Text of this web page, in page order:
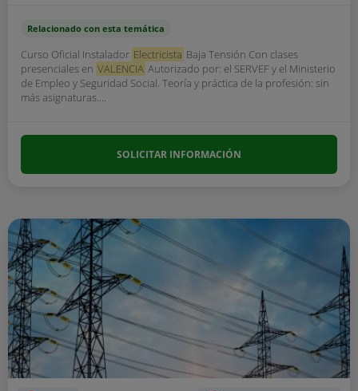
Relacionado con esta temática
Curso Oficial Instalador Electricista Baja Tensión Con clases
presenciales en VALENCIA Autorizado por: el SERVEF y el Ministerio
de Empleo y Seguridad Social. Teoría y práctica de la profesión: sin
más asignaturas....
SOLICITAR INFORMACIÓN